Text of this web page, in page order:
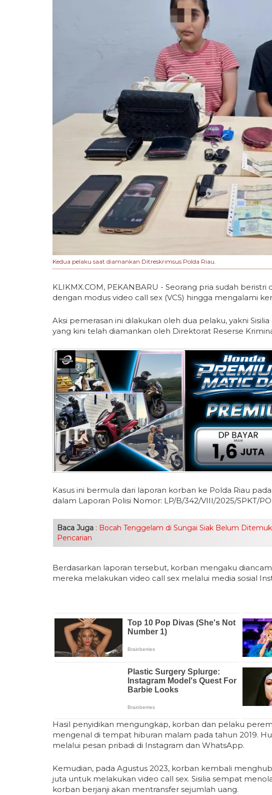
Kedua pelaku saat diamankan Ditreskrimsus Polda Riau.
KLIKMX.COM, PEKANBARU - Seorang pria sudah
dengan modus video call sex (VCS) hingga mengalami
Aksi pemerasan ini dilakukan oleh dua pelaku, yakni
yang kini telah diamankan oleh Direktorat Reserse
Kasus ini bermula dari laporan korban ke Polda Riau
dalam Laporan Polisi Nomor: LP/B/342/VIII/2025/SPKT/
Baca Juga : Bocah Tenggelam di Sungai Siak Belum
Pencarian
Berdasarkan laporan tersebut, korban mengaku
mereka melakukan video call sex melalui media sosial
Hasil penyidikan mengungkap, korban dan pelaku
mengenal di tempat hiburan malam pada tahun 2019.
melalui pesan pribadi di Instagram dan WhatsApp.
Kemudian, pada Agustus 2023, korban kembali
juta untuk melakukan video call sex. Sisilia sempat
korban berjanji akan mentransfer sejumlah uang.